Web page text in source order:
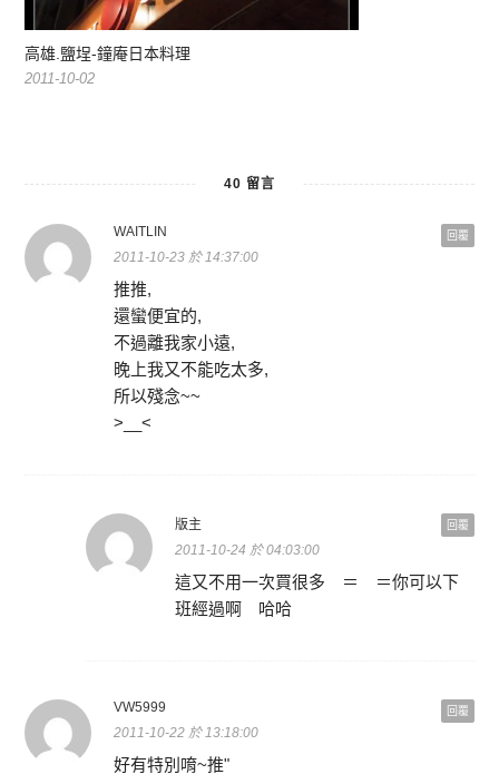
高雄.鹽埕-鐘庵日本料理
2011-10-02
40 留言
回覆
WAITLIN
2011-10-23 於 14:37:00
推推,
還蠻便宜的,
不過離我家小遠,
晚上我又不能吃太多,
所以殘念~~
>__<
回覆
版主
2011-10-24 於 04:03:00
這又不用一次買很多 ＝ ＝你可以下
班經過啊 哈哈
回覆
VW5999
2011-10-22 於 13:18:00
好有特別唷~推"